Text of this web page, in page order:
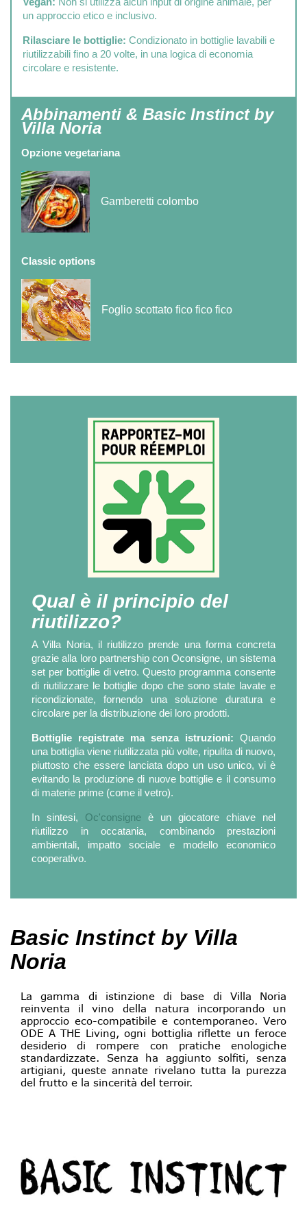
un approccio etico e inclusivo.
Rilasciare le bottiglie: Condizionato in bottiglie lavabili e
riutilizzabili fino a 20 volte, in una logica di economia
circolare e resistente.
Abbinamenti & Basic Instinct by
Villa Noria
Opzione vegetariana
Gamberetti colombo
Classic options
Foglio scottato fico fico fico
Qual è il principio del
riutilizzo?
A Villa Noria, il riutilizzo prende una forma concreta
grazie alla loro partnership con Oconsigne, un sistema
set per bottiglie di vetro. Questo programma consente
di riutilizzare le bottiglie dopo che sono state lavate e
ricondizionate, fornendo una soluzione duratura e
circolare per la distribuzione dei loro prodotti.
Bottiglie registrate ma senza istruzioni: Quando
una bottiglia viene riutilizzata più volte, ripulita di nuovo,
piuttosto che essere lanciata dopo un uso unico, vi è
evitando la produzione di nuove bottiglie e il consumo
di materie prime (come il vetro).
In sintesi, Oc'consigne è un giocatore chiave nel
riutilizzo in occatania, combinando prestazioni
ambientali, impatto sociale e modello economico
cooperativo.
Basic Instinct by Villa
Noria
La gamma di istinzione di base di Villa Noria
reinventa il vino della natura incorporando un
approccio eco-compatibile e contemporaneo. Vero
ODE A THE Living, ogni bottiglia riflette un feroce
desiderio di rompere con pratiche enologiche
standardizzate. Senza ha aggiunto solfiti, senza
artigiani, queste annate rivelano tutta la purezza
del frutto e la sincerità del terroir.